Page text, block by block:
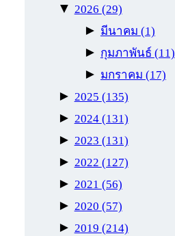
▼ 2026 (29)
► มีนาคม (1)
► กุมภาพันธ์ (11)
► มกราคม (17)
► 2025 (135)
► 2024 (131)
► 2023 (131)
► 2022 (127)
► 2021 (56)
► 2020 (57)
► 2019 (214)